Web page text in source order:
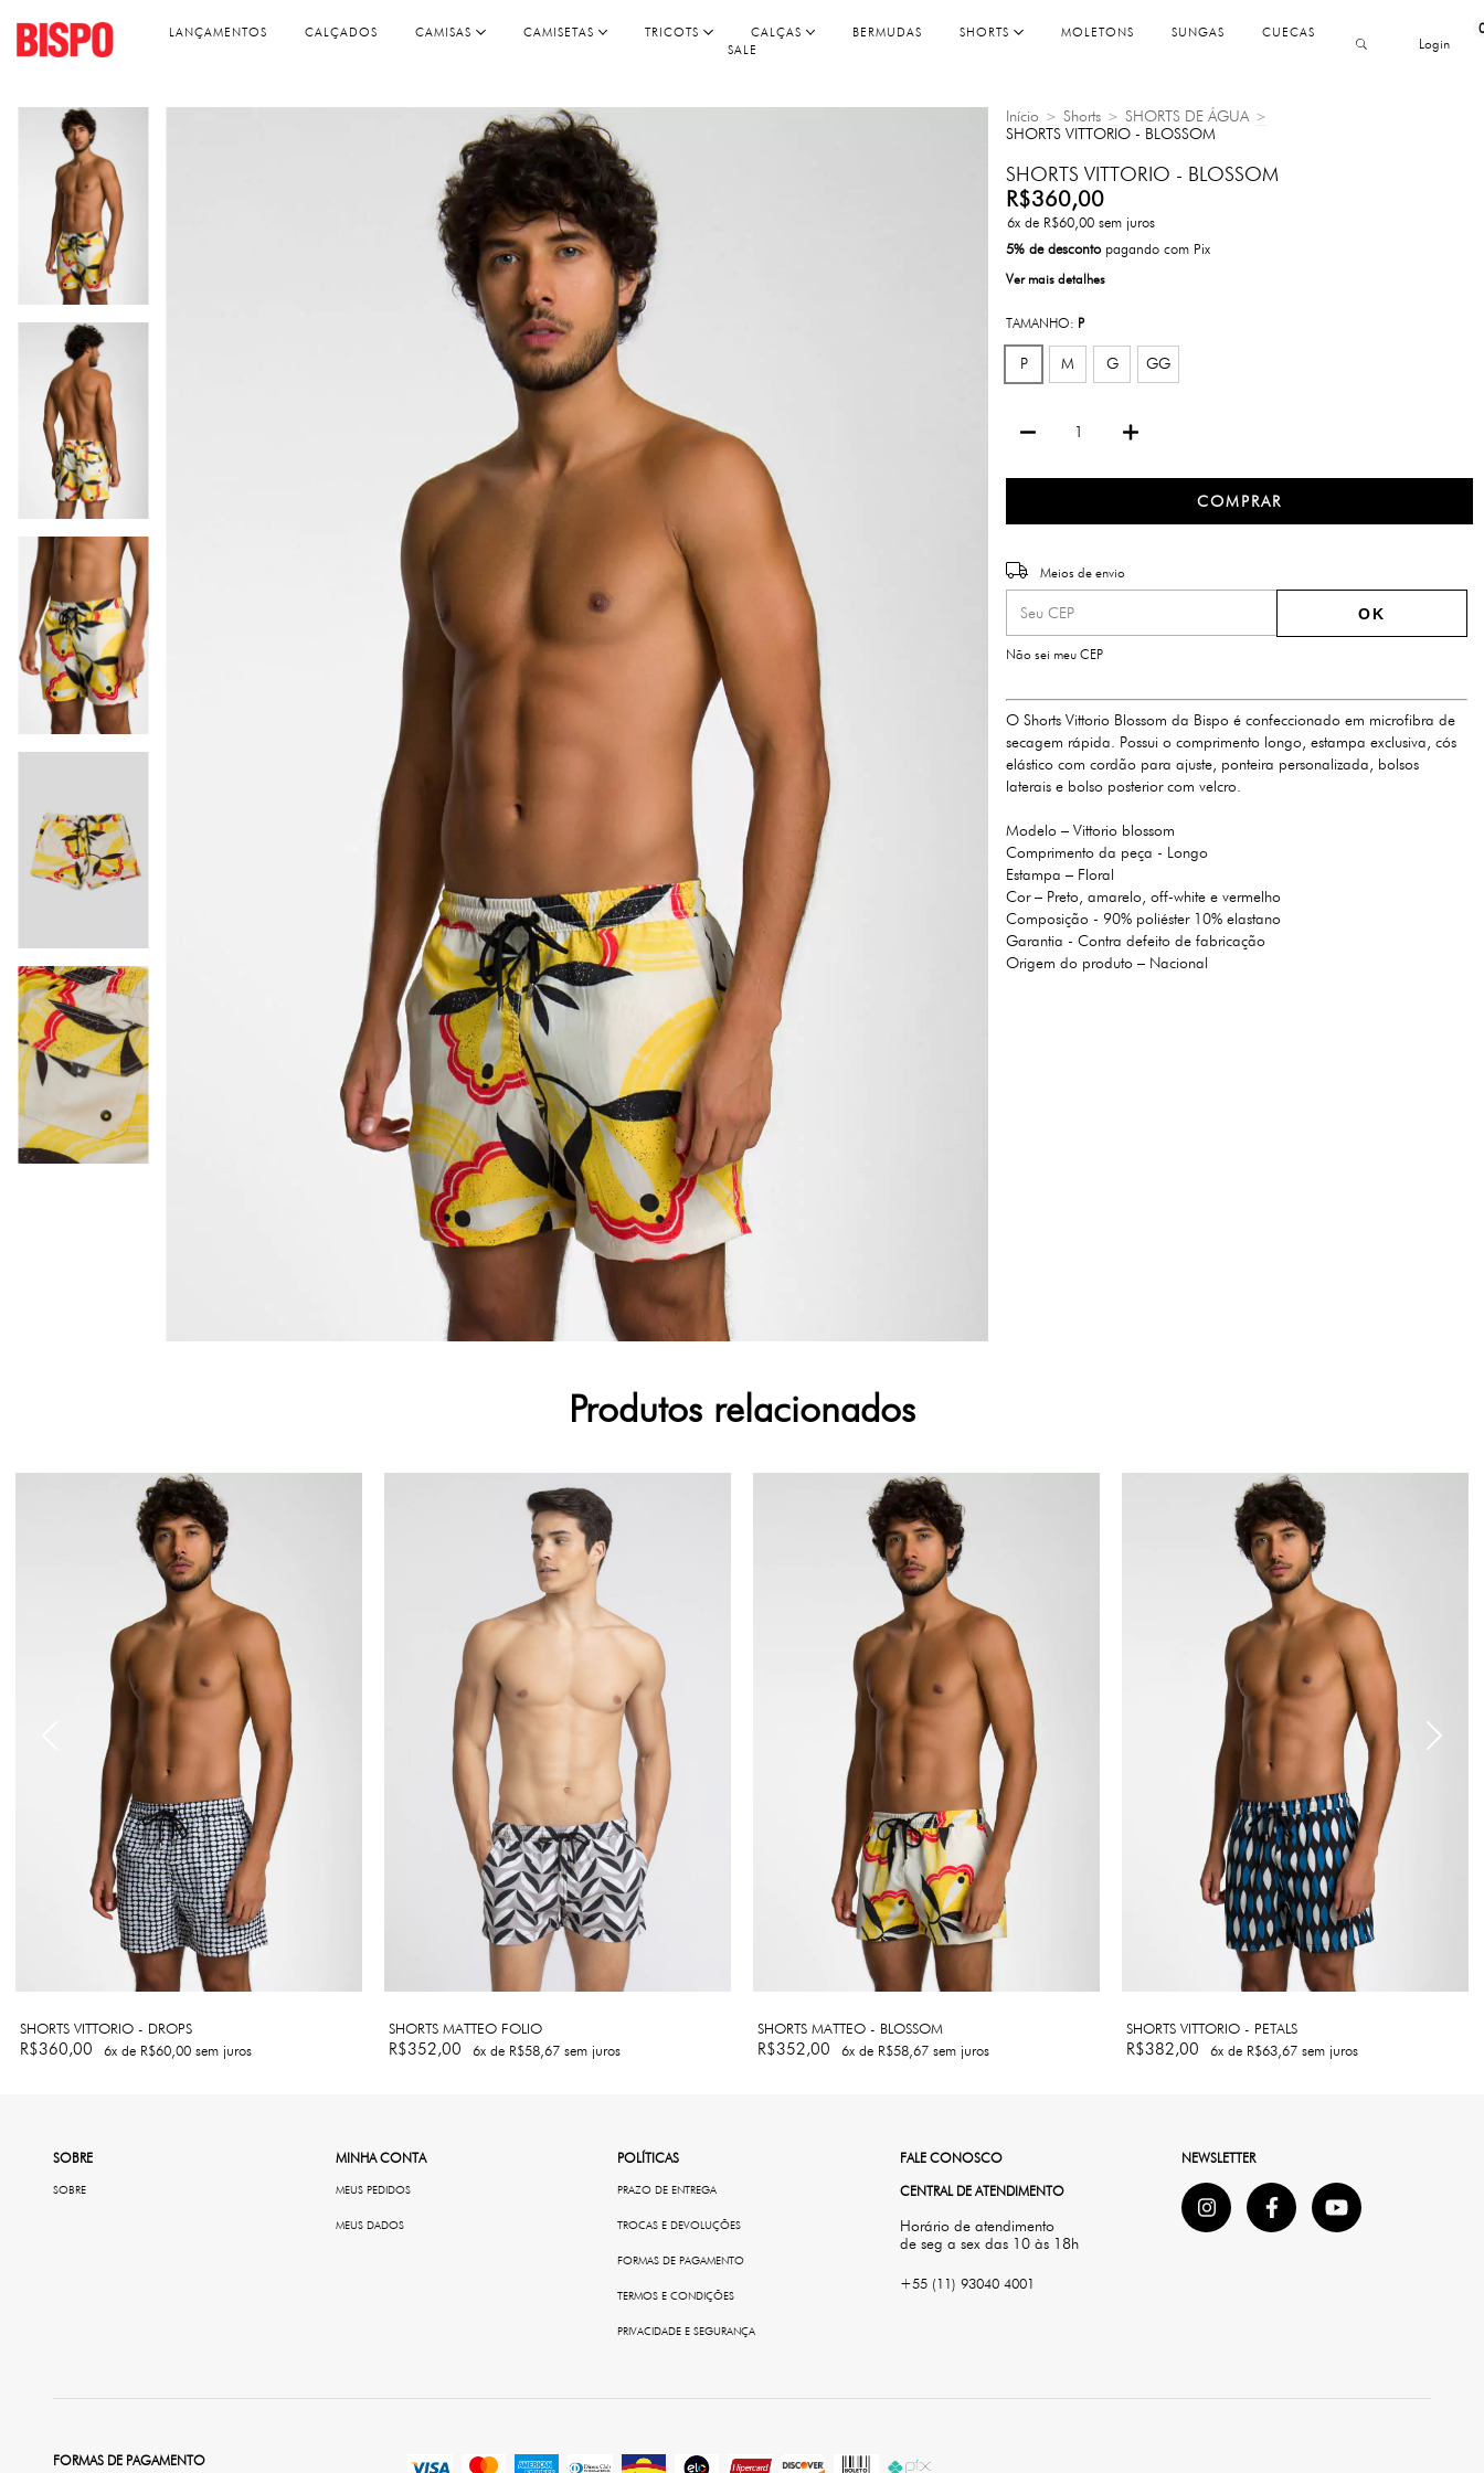
LANÇAMENTOS CALÇADOS CAMISAS CAMISETAS TRICOTS CALÇAS BERMUDAS SHORTS MOLETONS SUNGAS
CUECAS
SALE
Login
Início > Shorts > SHORTS DE ÁGUA >
SHORTS VITTORIO - BLOSSOM
SHORTS VITTORIO - BLOSSOM
R$360,00
6x de R$60,00 sem juros
5% de descontopagando com Pix
Ver mais detalhes
TAMANHO: P
P M G GG
Entregas para o CEP:
Meios de envio
OK
Não sei meu CEP
O Shorts Vittorio Blossom da Bispo é confeccionado em microfibra de
secagem rápida. Possui o comprimento longo, estampa exclusiva, cós
elástico com cordão para ajuste, ponteira personalizada, bolsos
laterais e bolso posterior com velcro.
Modelo – Vittorio blossom
Comprimento da peça - Longo
Estampa – Floral
Cor – Preto, amarelo, off-white e vermelho
Composição - 90% poliéster 10% elastano
Garantia - Contra defeito de fabricação
Origem do produto – Nacional
Produtos relacionados
SHORTS VITTORIO - DROPS
R$360,00 6x de R$60,00 sem juros
SHORTS MATTEO FOLIO
R$352,00 6x de R$58,67 sem juros
SHORTS MATTEO - BLOSSOM
R$352,00 6x de R$58,67 sem juros
SHORTS VITTORIO - PETALS
R$382,00 6x de R$63,67 sem juros
SOBRE
SOBRE
MINHA CONTA
MEUS PEDIDOS
MEUS DADOS
POLÍTICAS
PRAZO DE ENTREGA
TROCAS E DEVOLUÇÕES
FORMAS DE PAGAMENTO
TERMOS E CONDIÇÕES
PRIVACIDADE E SEGURANÇA
FALE CONOSCO
CENTRAL DE ATENDIMENTO
Horário de atendimento
de seg a sex das 10 às 18h
+55 (11) 93040 4001
NEWSLETTER
FORMAS DE PAGAMENTO